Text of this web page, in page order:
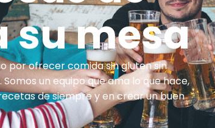
su mesa
por ofrecer comida sin gluten sin
un equipo que ama lo que hace,
de siempre y en crear un buen